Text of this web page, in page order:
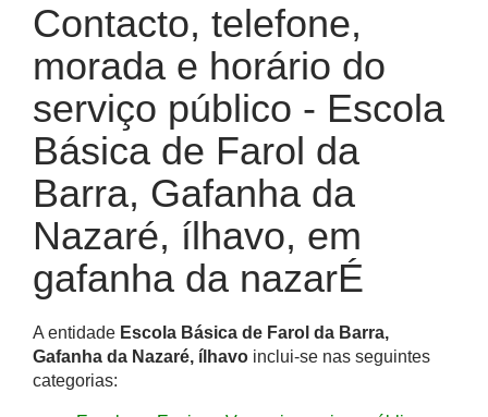
Contacto, telefone,
morada e horário do
serviço público - Escola
Básica de Farol da
Barra, Gafanha da
Nazaré, ílhavo, em
gafanha da nazarÉ
A entidade Escola Básica de Farol da Barra,
Gafanha da Nazaré, ílhavo inclui-se nas seguintes
categorias: